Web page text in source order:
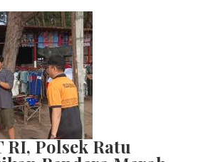
RI, Polsek Ratu